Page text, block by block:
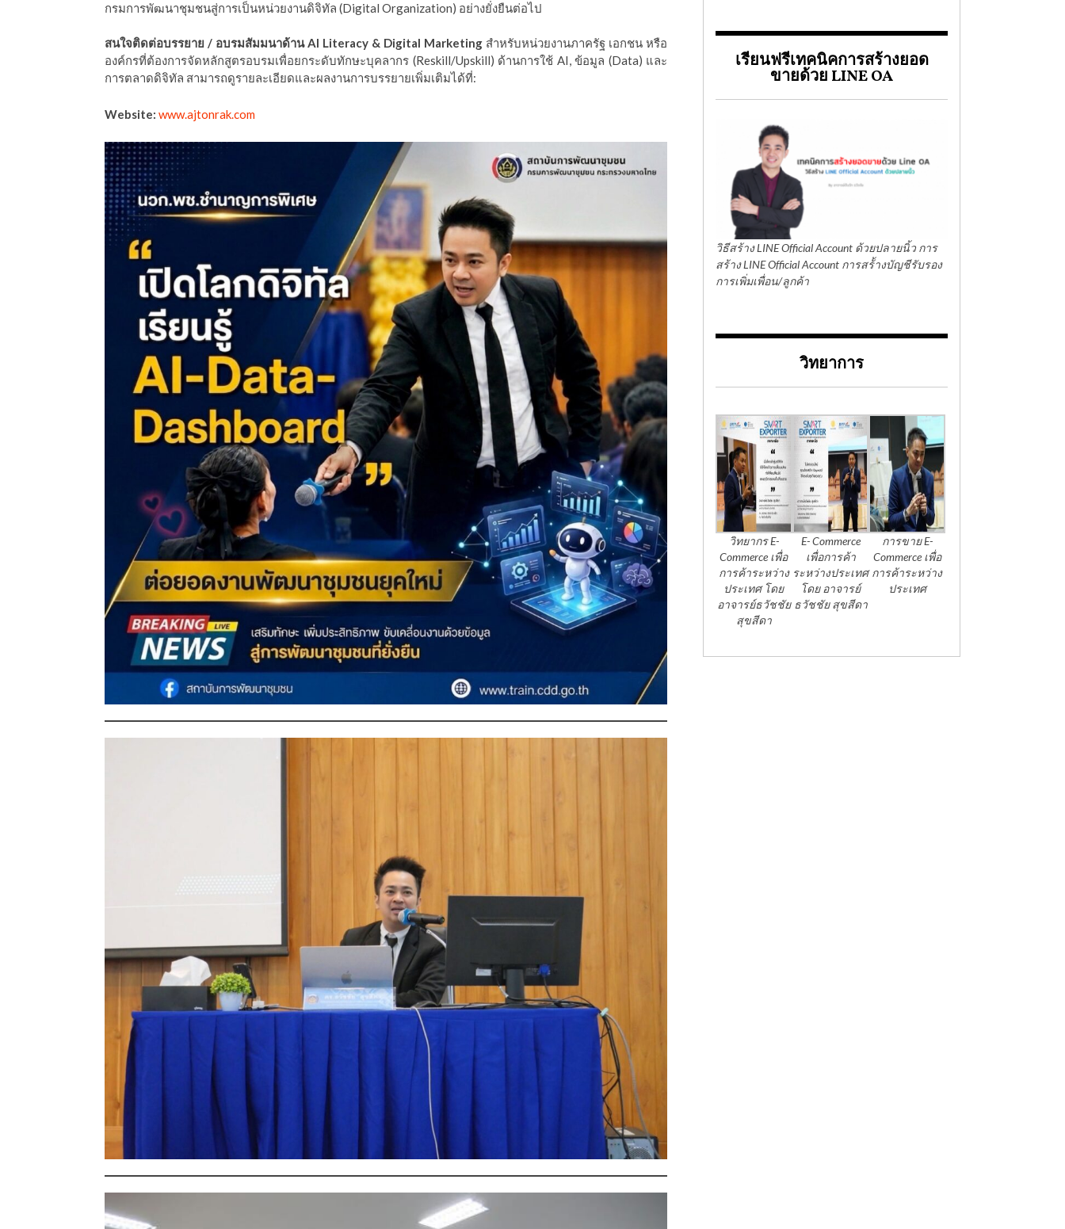
กรมการพัฒนาชุมชนสู่การเป็นหน่วยงานดิจิทัล (Digital Organization) อย่างยั่งยืนต่อไป
สนใจติดต่อบรรยาย / อบรมสัมมนาด้าน AI Literacy & Digital Marketing สำหรับหน่วยงานภาครัฐ เอกชน หรือ
องค์กรที่ต้องการจัดหลักสูตรอบรมเพื่อยกระดับทักษะบุคลากร (Reskill/Upskill) ด้านการใช้ AI, ข้อมูล (Data) และ
การตลาดดิจิทัล สามารถดูรายละเอียดและผลงานการบรรยายเพิ่มเติมได้ที่:
Website: www.ajtonrak.com
เรียนฟรีเทคนิคการสร้างยอด
ขายด้วย LINE OA
วิธีสร้าง LINE Official Account ด้วยปลายนิ้ว การ
สร้าง LINE Official Account การสร้้างบัญชีรับรอง
การเพิ่มเพื่อน/ลูกค้า
วิทยาการ
วิทยากร E-
Commerce เพื่อ
การค้าระหว่าง
ประเทศ โดย
อาจารย์ธวัชชัย
สุขสีดา
E- Commerce
เพื่อการค้า
ระหว่างประเทศ
โดย อาจารย์
ธวัชชัย สุขสีดา
การขาย E-
Commerce เพื่อ
การค้าระหว่าง
ประเทศ